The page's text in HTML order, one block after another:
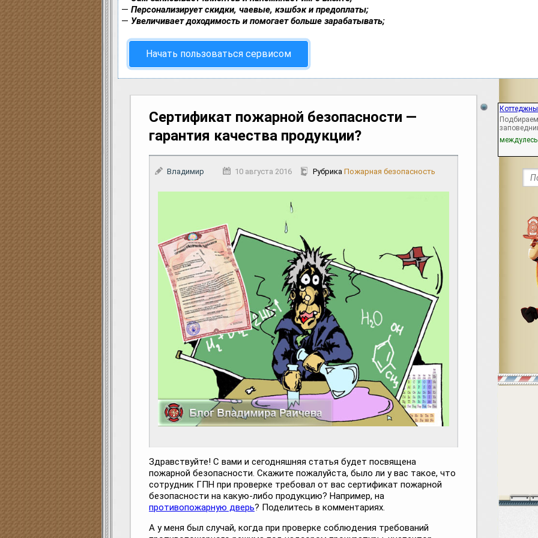
— Персонализирует скидки, чаевые, кэшбэк и предоплаты;
— Увеличивает доходимость и помогает больше зарабатывать;
Начать пользоваться сервисом
Сертификат пожарной безопасности —
гарантия качества продукции?
Владимир 10 августа 2016 Рубрика Пожарная безопасность
Здравствуйте! С вами и сегодняшняя статья будет посвящена
пожарной безопасности. Скажите пожалуйста, было ли у вас такое, что
сотрудник ГПН при проверке требовал от вас сертификат пожарной
безопасности на какую-либо продукцию? Например, на
противопожарную дверь? Поделитесь в комментариях.
А у меня был случай, когда при проверке соблюдения требований